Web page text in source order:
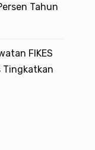
Tahun
FIKES
Tingkatkan